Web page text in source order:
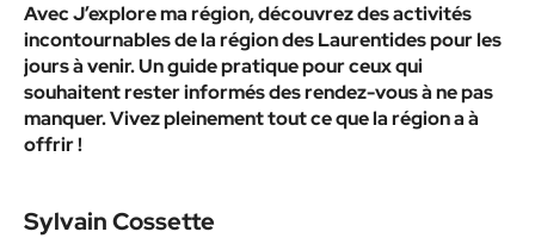
Avec J’explore ma région, découvrez des activités
incontournables de la région des Laurentides pour les
jours à venir. Un guide pratique pour ceux qui
souhaitent rester informés des rendez-vous à ne pas
manquer. Vivez pleinement tout ce que la région a à
offrir !
Sylvain Cossette